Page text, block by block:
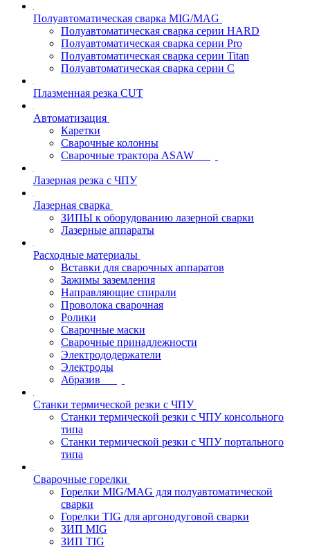
Полуавтоматическая сварка MIG/MAG
Полуавтоматическая сварка серии HARD
Полуавтоматическая сварка серии Pro
Полуавтоматическая сварка серии Titan
Полуавтоматическая сварка серии С
Плазменная резка CUT
Автоматизация
Каретки
Сварочные колонны
Сварочные трактора ASAW
Лазерная резка с ЧПУ
Лазерная сварка
ЗИПЫ к оборудованию лазерной сварки
Лазерные аппараты
Расходные материалы
Вставки для сварочных аппаратов
Зажимы заземления
Направляющие спирали
Проволока сварочная
Ролики
Сварочные маски
Сварочные принадлежности
Электрододержатели
Электроды
Абразив
Станки термической резки с ЧПУ
Станки термической резки с ЧПУ консольного
типа
Станки термической резки с ЧПУ портального
типа
Сварочные горелки
Горелки MIG/MAG для полуавтоматической
сварки
Горелки TIG для аргонодуговой сварки
ЗИП MIG
ЗИП TIG